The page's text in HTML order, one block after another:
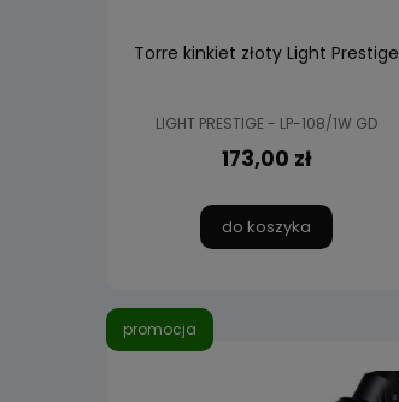
Torre kinkiet złoty Light Prestige
LIGHT PRESTIGE - LP-108/1W GD
173,00 zł
do koszyka
promocja